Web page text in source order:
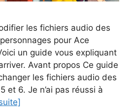
les fichiers audio des
pour Ace
un guide vous expliquant
Avant propos Ce guide
les fichiers audio des
et 6. Je n’ai pas réussi à